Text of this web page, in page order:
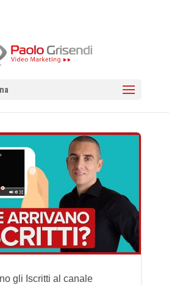
gli Iscritti al canale